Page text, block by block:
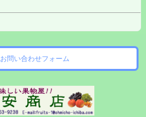
お問い合わせフォーム